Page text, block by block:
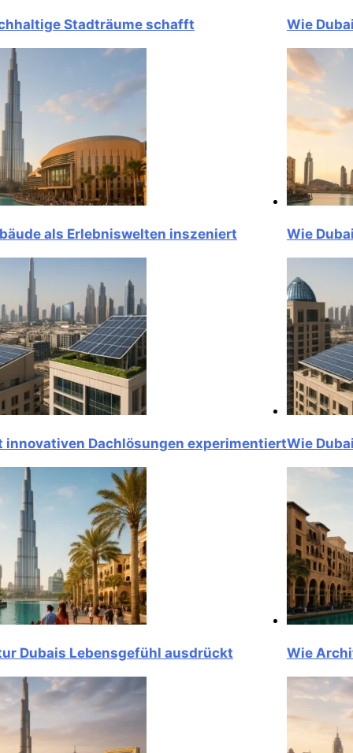
Stadträume schafft
als Erlebniswelten inszeniert
Dachlösungen experimentiert
Lebensgefühl ausdrückt
Wie Dubai
Wie Dubai
Wie Dubai
Wie